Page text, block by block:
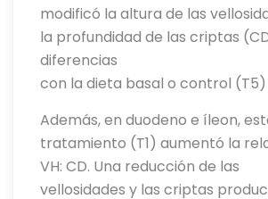
modificó la altura de las
la profundidad de las criptas
diferencias
con la dieta basal o control (T5)
Además, en duodeno e íleon,
tratamiento (T1) aumentó la
VH: CD. Una reducción de las
vellosidades y las criptas